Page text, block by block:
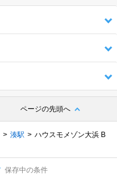
ページの先頭へ
湊駅
ハウスモメゾン大浜 B
保存中の条件